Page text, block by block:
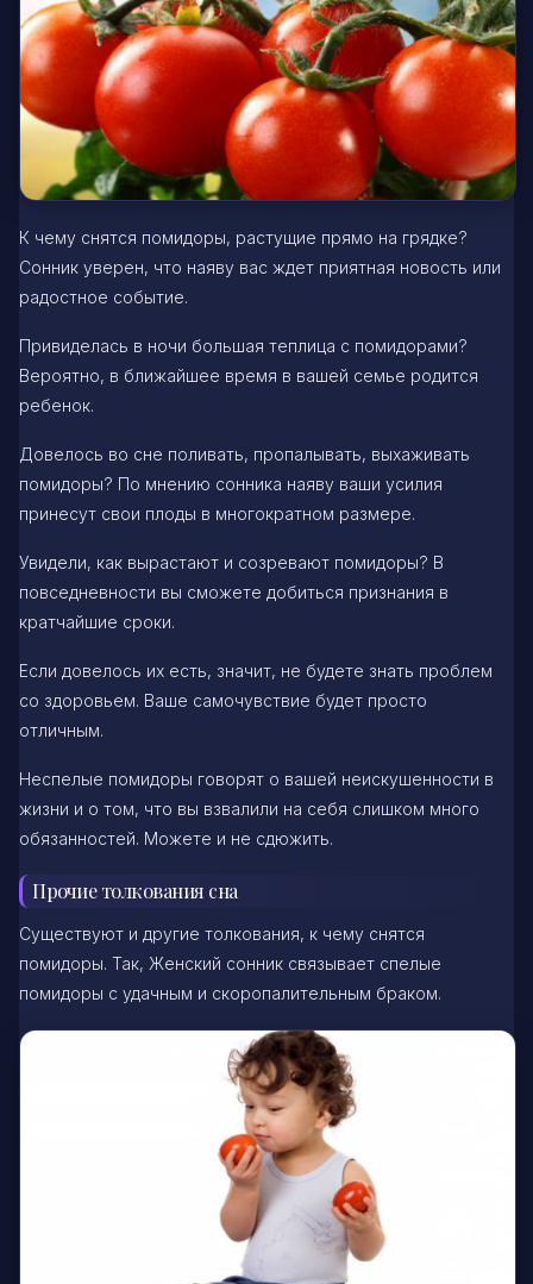
К чему снятся помидоры, растущие прямо на грядке?
Сонник уверен, что наяву вас ждет приятная новость или
радостное событие.
Привиделась в ночи большая теплица с помидорами?
Вероятно, в ближайшее время в вашей семье родится
ребенок.
Довелось во сне поливать, пропалывать, выхаживать
помидоры? По мнению сонника наяву ваши усилия
принесут свои плоды в многократном размере.
Увидели, как вырастают и созревают помидоры? В
повседневности вы сможете добиться признания в
кратчайшие сроки.
Если довелось их есть, значит, не будете знать проблем
со здоровьем. Ваше самочувствие будет просто
отличным.
Неспелые помидоры говорят о вашей неискушенности в
жизни и о том, что вы взвалили на себя слишком много
обязанностей. Можете и не сдюжить.
Прочие толкования сна
Существуют и другие толкования, к чему снятся
помидоры. Так, Женский сонник связывает спелые
помидоры с удачным и скоропалительным браком.